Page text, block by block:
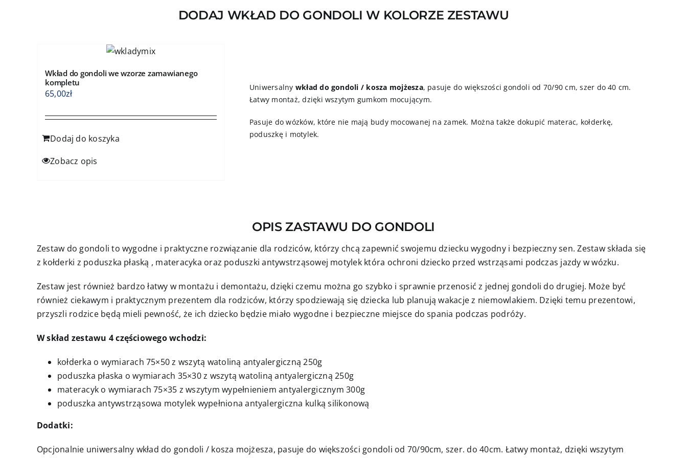
minky
DODAJ WKŁAD DO GONDOLI W KOLORZE ZESTAWU
Wkład do gondoli we wzorze zamawianego
kompletu
65,00zł
Dodaj do koszyka
Zobacz opis
Uniwersalny wkład do gondoli / kosza mojżesza, pasuje do większości gondoli od 70/90 cm, szer do 40 cm.
Łatwy montaż, dzięki wszytym gumkom mocującym.
Pasuje do wózków, które nie mają budy mocowanej na zamek. Można także dokupić materac, kołderkę,
poduszkę i motylek.
OPIS ZASTAWU DO GONDOLI
Zestaw do gondoli to wygodne i praktyczne rozwiązanie dla rodziców, którzy chcą zapewnić swojemu dziecku wygodny i bezpieczny sen. Zestaw składa się
z kołderki z poduszka płaską , materacyka oraz poduszki antywstrząsowej motylek która ochroni dziecko przed wstrząsami podczas jazdy w wózku.
Zestaw jest również bardzo łatwy w montażu i demontażu, dzięki czemu można go szybko i sprawnie przenosić z jednej gondoli do drugiej. Może być
również ciekawym i praktycznym prezentem dla rodziców, którzy spodziewają się dziecka lub planują wakacje z niemowlakiem. Dzięki temu prezentowi,
przyszli rodzice będą mieli pewność, że ich dziecko będzie miało wygodne i bezpieczne miejsce do spania podczas podróży.
W skład zestawu 4 częściowego wchodzi:
kołderka o wymiarach 75×50 z wszytą watoliną antyalergiczną 250g
poduszka płaska o wymiarach 35×30 z wszytą watoliną antyalergiczną 250g
materacyk o wymiarach 75×35 z wszytym wypełnieniem antyalergicznym 300g
poduszka antywstrząsowa motylek wypełniona antyalergiczna kulką silikonową
Dodatki:
Opcjonalnie uniwersalny wkład do gondoli / kosza mojżesza, pasuje do większości gondoli od 70/90cm, szer. do 40cm. Łatwy montaż, dzięki wszytym